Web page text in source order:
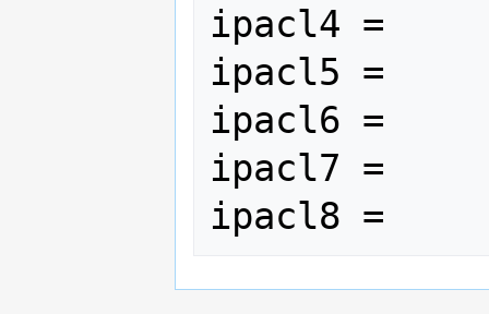
ipacl4 =
ipacl5 =
ipacl6 =
ipacl7 =